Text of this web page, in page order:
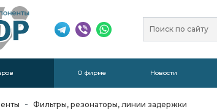
О фирме Новости
Фильтры, резонаторы, линии задержки